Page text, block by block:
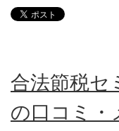
合法節税セ
の口コミ・